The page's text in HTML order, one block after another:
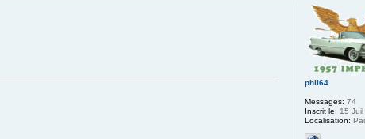
phil64
Messages: 74
Inscrit le: 15
Localisation: